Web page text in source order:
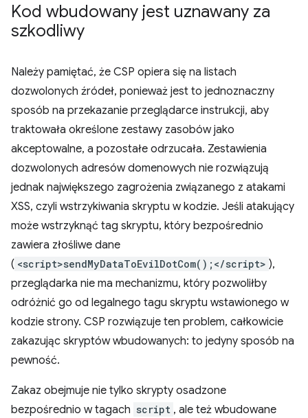
Kod wbudowany jest uznawany za
szkodliwy
Należy pamiętać, że CSP opiera się na listach
dozwolonych źródeł, ponieważ jest to jednoznaczny
sposób na przekazanie przeglądarce instrukcji, aby
traktowała określone zestawy zasobów jako
akceptowalne, a pozostałe odrzucała. Zestawienia
dozwolonych adresów domenowych nie rozwiązują
jednak największego zagrożenia związanego z atakami
XSS, czyli wstrzykiwania skryptu w kodzie. Jeśli atakujący
może wstrzyknąć tag skryptu, który bezpośrednio
zawiera złośliwe dane
( <script>sendMyDataToEvilDotCom();</script> ),
przeglądarka nie ma mechanizmu, który pozwoliłby
odróżnić go od legalnego tagu skryptu wstawionego w
kodzie strony. CSP rozwiązuje ten problem, całkowicie
zakazując skryptów wbudowanych: to jedyny sposób na
pewność.
Zakaz obejmuje nie tylko skrypty osadzone
bezpośrednio w tagach script , ale też wbudowane